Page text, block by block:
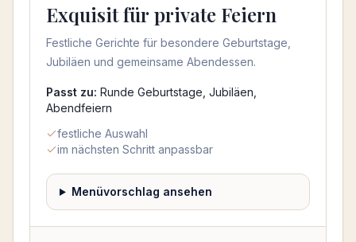
Exquisit für private Feiern
Festliche Gerichte für besondere Geburtstage,
Jubiläen und gemeinsame Abendessen.
Passt zu: Runde Geburtstage, Jubiläen,
Abendfeiern
festliche Auswahl
im nächsten Schritt anpassbar
Menüvorschlag ansehen